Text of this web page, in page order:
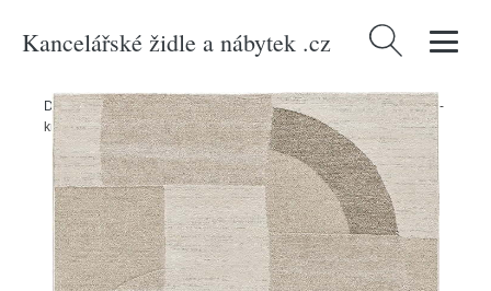
Kancelářské židle a nábytek .cz Vyhledávání
Domů/Produkty/> Textil > Koberce a rohožky > Koberce/Béžovo-
krémový koberec 80x150 cm Verona – Universal